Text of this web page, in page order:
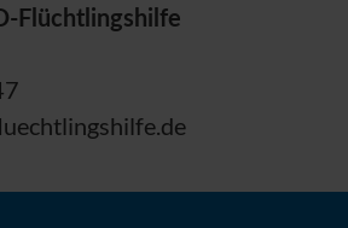
-Flüchtlingshilfe